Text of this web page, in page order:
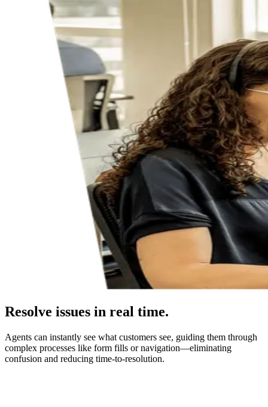
Resolve issues in real time.
Agents can instantly see what customers see, guiding them through
complex processes like form fills or navigation—eliminating
confusion and reducing time-to-resolution.